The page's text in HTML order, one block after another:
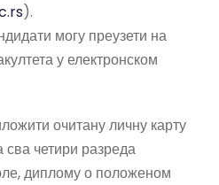
).
могу преузети на
у електронском
очитану личну карту
четири разреда
диплому о положеном